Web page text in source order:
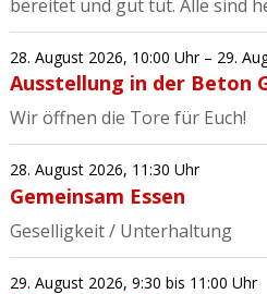
bereitet und gut tut. Alle sind
28. August 2026, 10:00 Uhr– 29.
Ausstellung in der Beton
Wir öffnen die Tore für Euch!
28. August 2026, 11:30 Uhr
Gemeinsam Essen
Geselligkeit / Unterhaltung
29. August 2026, 9:30 bis 11:00 Uhr